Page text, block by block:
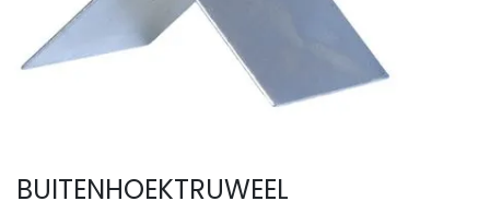
BUITENHOEKTRUWEEL